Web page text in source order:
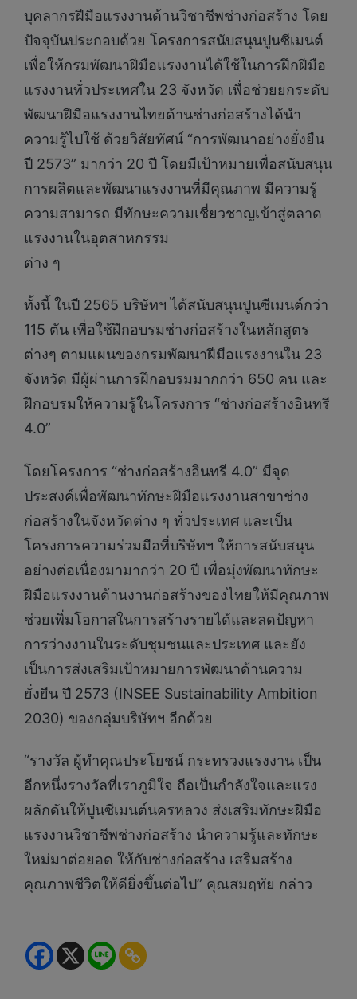
บุคลากรฝีมือแรงงานด้านวิชาชีพช่างก่อสร้าง โดย
ปัจจุบันประกอบด้วย โครงการสนับสนุนปูนซีเมนต์
เพื่อให้กรมพัฒนาฝีมือแรงงานได้ใช้ในการฝึกฝีมือ
แรงงานทั่วประเทศใน 23 จังหวัด เพื่อช่วยยกระดับ
พัฒนาฝีมือแรงงานไทยด้านช่างก่อสร้างได้นำ
ความรู้ไปใช้ ด้วยวิสัยทัศน์ “การพัฒนาอย่างยั่งยืน
ปี 2573” มากว่า 20 ปี โดยมีเป้าหมายเพื่อสนับสนุน
การผลิตและพัฒนาแรงงานที่มีคุณภาพ มีความรู้
ความสามารถ มีทักษะความเชี่ยวชาญเข้าสู่ตลาด
แรงงานในอุตสาหกรรม
ต่าง ๆ
ทั้งนี้ ในปี 2565 บริษัทฯ ได้สนับสนุนปูนซีเมนต์กว่า
115 ตัน เพื่อใช้ฝึกอบรมช่างก่อสร้างในหลักสูตร
ต่างๆ ตามแผนของกรมพัฒนาฝีมือแรงงานใน 23
จังหวัด มีผู้ผ่านการฝึกอบรมมากกว่า 650 คน และ
ฝึกอบรมให้ความรู้ในโครงการ “ช่างก่อสร้างอินทรี
4.0”
โดยโครงการ “ช่างก่อสร้างอินทรี 4.0” มีจุด
ประสงค์เพื่อพัฒนาทักษะฝีมือแรงงานสาขาช่าง
ก่อสร้างในจังหวัดต่าง ๆ ทั่วประเทศ และเป็น
โครงการความร่วมมือที่บริษัทฯ ให้การสนับสนุน
อย่างต่อเนื่องมามากว่า 20 ปี เพื่อมุ่งพัฒนาทักษะ
ฝีมือแรงงานด้านงานก่อสร้างของไทยให้มีคุณภาพ
ช่วยเพิ่มโอกาสในการสร้างรายได้และลดปัญหา
การว่างงานในระดับชุมชนและประเทศ และยัง
เป็นการส่งเสริมเป้าหมายการพัฒนาด้านความ
ยั่งยืน ปี 2573 (INSEE Sustainability Ambition
2030) ของกลุ่มบริษัทฯ อีกด้วย
“รางวัล ผู้ทำคุณประโยชน์ กระทรวงแรงงาน เป็น
อีกหนึ่งรางวัลที่เราภูมิใจ ถือเป็นกำลังใจและแรง
ผลักดันให้ปูนซีเมนต์นครหลวง ส่งเสริมทักษะฝีมือ
แรงงานวิชาชีพช่างก่อสร้าง นำความรู้และทักษะ
ใหม่มาต่อยอด ให้กับช่างก่อสร้าง เสริมสร้าง
คุณภาพชีวิตให้ดียิ่งขึ้นต่อไป” คุณสมฤทัย กล่าว